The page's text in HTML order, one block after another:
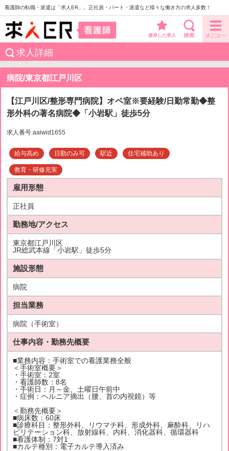
看護師の転職・派遣は「求人ER」。正社員・パート・派遣など様々な働き方の求人多数！
保存した求人
求人詳細
病院/東京都江戸川区
【江戸川区/整形専門病院】オペ室※要経験/日勤常勤◆整
形外科の著名病院◆「小岩駅」徒歩5分
求人番号:aaiwid1655
給与高め 日勤のみ可 駅近 住宅補助あり
教育・研修充実
雇用形態
正社員
勤務地/アクセス
東京都江戸川区
JR総武本線「小岩駅」徒歩5分
施設形態
病院
担当業務
病院（手術室）
仕事内容・勤務先概要
■業務内容：手術室での看護業務全般
＜手術室概要＞
・手術室：2室
・看護師数：8名
・手術日：月～金、土曜日午前中
・症例：ヘルニア摘出（腰、首の内視鏡）等
＜勤務先概要＞
■病床数：60床
■診療科目：整形外科、リウマチ科、形成外科、麻酔科、リハ
ビリテーション科、放射線科、内科、消化器科、循環器科
■看護体制：7対1
■カルテ種別：電子カルテ導入済み